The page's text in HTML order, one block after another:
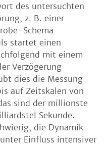
des untersuchten
z. B. einer
Schema
startet einen
mit einem
Verzögerung
dies die Messung
auf Zeitskalen von
sind der millionste
Sekunde.
die Dynamik
Einfluss intensiver